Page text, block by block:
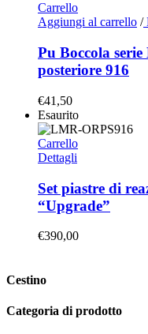
Carrello
Aggiungi al carrello /
Pu Boccola
posteriore 916
€41,50
Esaurito
Carrello
Dettagli
Set piastre di
“Upgrade”
€390,00
Cestino
Categoria di prodotto